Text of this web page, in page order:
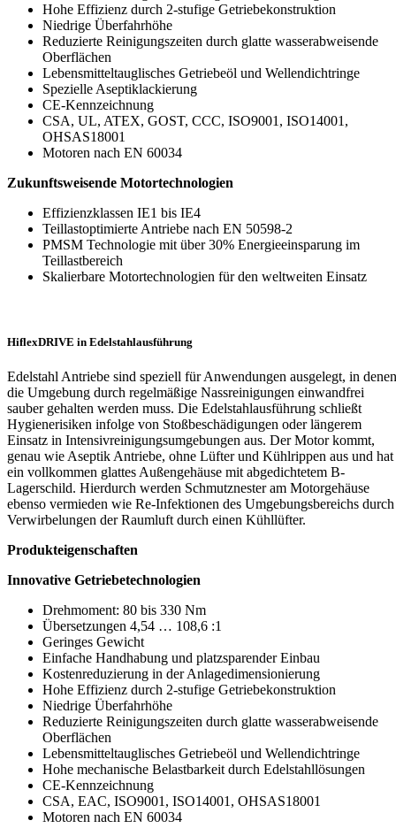
Hohe Effizienz durch 2-stufige Getriebekonstruktion
Niedrige Überfahrhöhe
Reduzierte Reinigungszeiten durch glatte wasserabweisende
Oberflächen
Lebensmitteltauglisches Getriebeöl und Wellendichtringe
Spezielle Aseptiklackierung
CE-Kennzeichnung
CSA, UL, ATEX, GOST, CCC, ISO9001, ISO14001,
OHSAS18001
Motoren nach EN 60034
Zukunftsweisende Motortechnologien
Effizienzklassen IE1 bis IE4
Teillastoptimierte Antriebe nach EN 50598-2
PMSM Technologie mit über 30% Energieeinsparung im
Teillastbereich
Skalierbare Motortechnologien für den weltweiten Einsatz
HiflexDRIVE in Edelstahlausführung
Edelstahl Antriebe sind speziell für Anwendungen ausgelegt, in denen
die Umgebung durch regelmäßige Nassreinigungen einwandfrei
sauber gehalten werden muss. Die Edelstahlausführung schließt
Hygienerisiken infolge von Stoßbeschädigungen oder längerem
Einsatz in Intensivreinigungsumgebungen aus. Der Motor kommt,
genau wie Aseptik Antriebe, ohne Lüfter und Kühlrippen aus und hat
ein vollkommen glattes Außengehäuse mit abgedichtetem B-
Lagerschild. Hierdurch werden Schmutznester am Motorgehäuse
ebenso vermieden wie Re-Infektionen des Umgebungsbereichs durch
Verwirbelungen der Raumluft durch einen Kühllüfter.
Produkteigenschaften
Innovative Getriebetechnologien
Drehmoment: 80 bis 330 Nm
Übersetzungen 4,54 … 108,6 :1
Geringes Gewicht
Einfache Handhabung und platzsparender Einbau
Kostenreduzierung in der Anlagedimensionierung
Hohe Effizienz durch 2-stufige Getriebekonstruktion
Niedrige Überfahrhöhe
Reduzierte Reinigungszeiten durch glatte wasserabweisende
Oberflächen
Lebensmitteltauglisches Getriebeöl und Wellendichtringe
Hohe mechanische Belastbarkeit durch Edelstahllösungen
CE-Kennzeichnung
CSA, EAC, ISO9001, ISO14001, OHSAS18001
Motoren nach EN 60034